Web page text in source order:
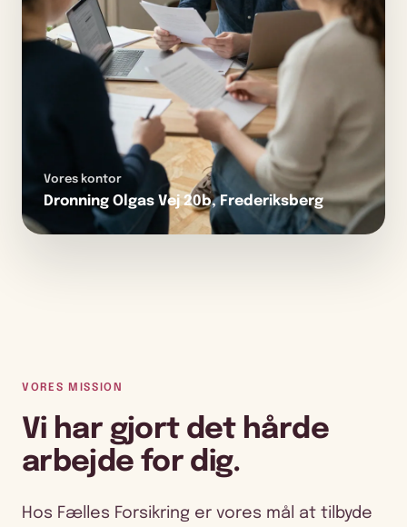
Vores kontor
Dronning Olgas Vej 20b, Frederiksberg
VORES MISSION
Vi har gjort det hårde
arbejde for dig.
Hos Fælles Forsikring er vores mål at tilbyde